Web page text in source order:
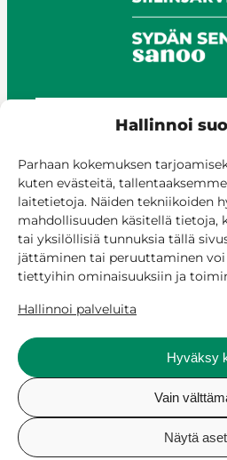
Hallinnoi
Parhaan kokemuksen
kuten evästeitä,
laitetietoja. Näiden tekniikoiden
mahdollisuuden käsitellä tietoja,
tai yksilöllisiä tunnuksia tällä
jättäminen tai peruuttaminen
tiettyihin ominaisuuksiin ja
Hallinnoi palveluita
Hyväksy
Vain
Näytä
Anna
Asioi
Laskutus ja
Hallitse